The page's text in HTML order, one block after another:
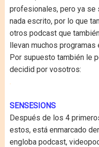
profesionales, pero ya se
nada escrito, por lo que
otros podcast que
llevan muchos programas
Por supuesto también le
decidid por vosotros:
.
SENSESIONS
Después de los 4
estos, está enmarcado
engloba podcast,